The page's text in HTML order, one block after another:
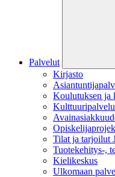
Palvelut
Kirjasto
Koulutuksen ja
Tilat ja tarjoilut
Tuotekehitys-,
Kielikeskus
Ulkomaan